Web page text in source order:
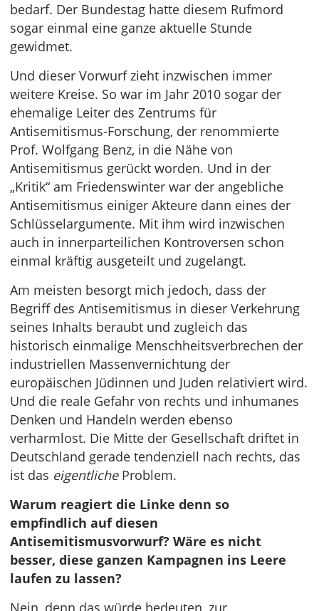
bedarf. Der Bundestag hatte diesem Rufmord
sogar einmal eine ganze aktuelle Stunde
gewidmet.
Und dieser Vorwurf zieht inzwischen immer
weitere Kreise. So war im Jahr 2010 sogar der
ehemalige Leiter des Zentrums für
Antisemitismus-Forschung, der renommierte
Prof. Wolfgang Benz, in die Nähe von
Antisemitismus gerückt worden. Und in der
„Kritik“ am Friedenswinter war der angebliche
Antisemitismus einiger Akteure dann eines der
Schlüsselargumente. Mit ihm wird inzwischen
auch in innerparteilichen Kontroversen schon
einmal kräftig ausgeteilt und zugelangt.
Am meisten besorgt mich jedoch, dass der
Begriff des Antisemitismus in dieser Verkehrung
seines Inhalts beraubt und zugleich das
historisch einmalige Menschheitsverbrechen der
industriellen Massenvernichtung der
europäischen Jüdinnen und Juden relativiert wird.
Und die reale Gefahr von rechts und inhumanes
Denken und Handeln werden ebenso
verharmlost. Die Mitte der Gesellschaft driftet in
Deutschland gerade tendenziell nach rechts, das
ist das eigentlicheProblem.
Warum reagiert die Linke denn so
empfindlich auf diesen
Antisemitismusvorwurf? Wäre es nicht
besser, diese ganzen Kampagnen ins Leere
laufen zu lassen?
Nein, denn das würde bedeuten, zur